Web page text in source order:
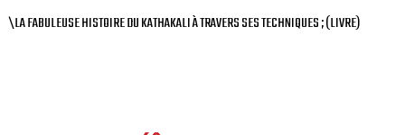
\LA FABULEUSE HISTOIRE DU KATHAKALI À TRAVERS SES TECHNIQUES ; (LIVRE)